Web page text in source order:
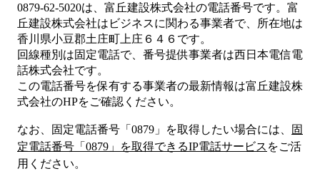
0879-62-5020は、 富丘建設株式会社の電話番号です。 富
丘建設株式会社は ビジネスに関わる事業者で、所在地は
香川県小豆郡土庄町上庄６４６ です。
回線種別は固定電話で、番号提供事業者は西日本電信電
話株式会社です。
この電話番号を保有する事業者の最新情報は富丘建設株
式会社のHPをご確認ください。
なお、固定電話番号「 0879 」を取得したい場合には、
固
定電話番号「 0879 」を取得できるIP電話サービス をご活
用ください。